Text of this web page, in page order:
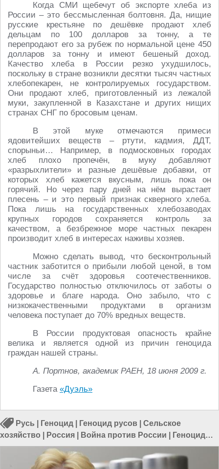
Когда СМИ щебечут об экспорте хлеба из
России – это бессмысленная болтовня. Да, нищие
русские крестьяне по дешёвке продают хлеб
дельцам по 100 долларов за тонну, а те
перепродают его за рубеж по нормальной цене 450
долларов за тонну и имеют бешеный доход.
Качество хлеба в России резко ухудшилось,
поскольку в стране возникли десятки тысяч частных
хлебопекарен, не контролируемых государством.
Они продают хлеб, приготовленный из лежалой
муки, закупленной в Казахстане и других нищих
странах СНГ по бросовым ценам.
В этой муке отмечаются примеси
ядовитейших веществ – ртути, кадмия, ДДТ,
спорыньи… Например, в подмосковных городах
хлеб плохо пропечён, в муку добавляют
«разрыхлители» и разные дешёвые добавки, от
которых хлеб кажется вкусным, лишь пока он
горячий. Но через пару дней на нём вырастает
плесень – и это первый признак скверного хлеба.
Пока лишь на государственных хлебозаводах
крупных городов сохраняется контроль за
качеством, а безбрежное море частных пекарен
производит хлеб в интересах наживы хозяев.
Можно сделать вывод, что бесконтрольный
частник заботится о прибыли любой ценой, в том
числе за счёт здоровья соотечественников.
Государство полностью отключилось от заботы о
здоровье и благе народа. Оно забыло, что с
низкокачественными продуктами в организм
человека поступает до 70% вредных веществ.
В России продуктовая опасность крайне
велика и является одной из причин геноцида
граждан нашей страны.
А. Портнов, академик РАЕН, 18 июня 2009 г.
Газета «Дуэль»
Русь Геноцид Геноцид русов
Сельское
хозяйство
Россия Война против России
Геноцид
славян